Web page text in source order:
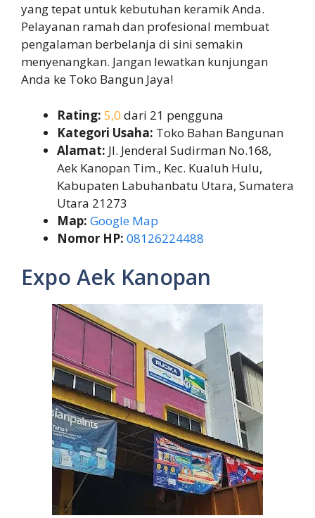
yang tepat untuk kebutuhan keramik Anda.
Pelayanan ramah dan profesional membuat
pengalaman berbelanja di sini semakin
menyenangkan. Jangan lewatkan kunjungan
Anda ke Toko Bangun Jaya!
Rating: 5,0 dari 21 pengguna
Kategori Usaha: Toko Bahan Bangunan
Alamat: Jl. Jenderal Sudirman No.168,
Aek Kanopan Tim., Kec. Kualuh Hulu,
Kabupaten Labuhanbatu Utara, Sumatera
Utara 21273
Map: Google Map
Nomor HP: 08126224488
Expo Aek Kanopan